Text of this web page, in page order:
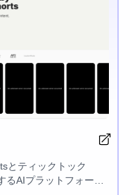
とティックトック
るAIプラットフォーム